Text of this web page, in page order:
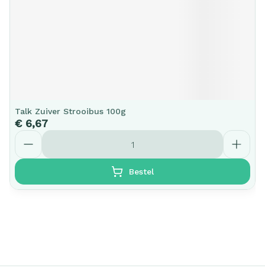
Talk Zuiver Strooibus 100g
€ 6,67
Aantal
Bestel